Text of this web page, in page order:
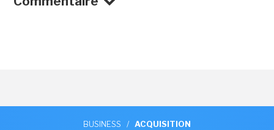
BUSINESS / ACQUISITION